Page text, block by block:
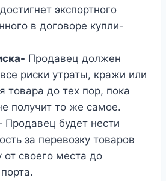
экспортного
в договоре купли-
Продавец должен
риски утраты, кражи или
товара до тех пор, пока
получит то же самое.
будет нести
за перевозку товаров
от своего места до